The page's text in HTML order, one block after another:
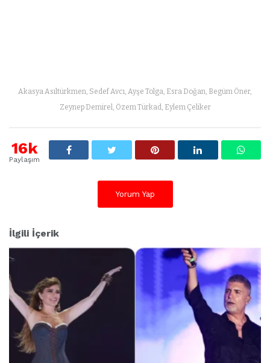
Akasya Asıltürkmen, Sedef Avcı, Ayşe Tolga, Esra Doğan, Begüm Öner,
Zeynep Demirel, Özem Türkad, Eylem Çeliker
16k
Paylaşım
Yorum Yap
İlgili İçerik